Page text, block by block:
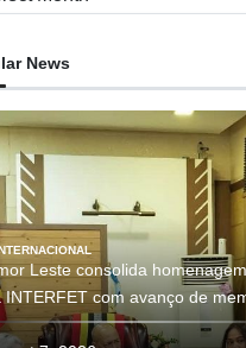
News
Leste consolida
INTERFET com avanço de